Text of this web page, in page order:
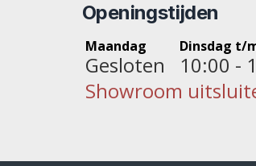
Openingstijden
Maandag
Gesloten
Dinsdag t/
10:00 -
Showroom